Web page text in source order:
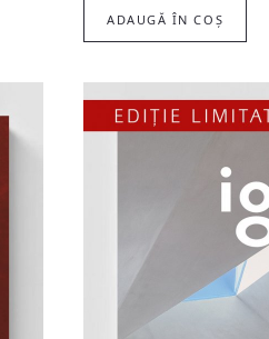
a
fost:
este:
15,00 lei.
ADAUGĂ ÎN COȘ